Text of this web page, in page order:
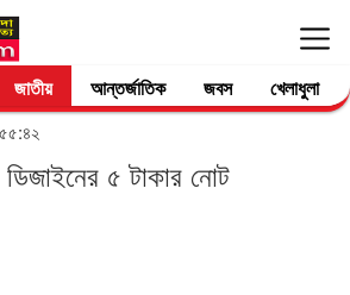
জাতীয় আন্তর্জাতিক জবস খেলাধুলা
৫ টাকার নোট